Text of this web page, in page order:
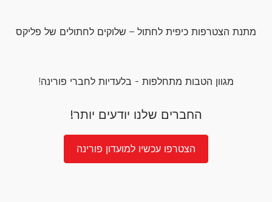
מתנת הצטרפות כיפית לחתול – שלוקים לחתולים של פליקס
מגוון הטבות מתחלפות - בלעדיות לחברי פורינה!
החברים שלנו יודעים יותר!
הצטרפו עכשיו למועדון פורינה